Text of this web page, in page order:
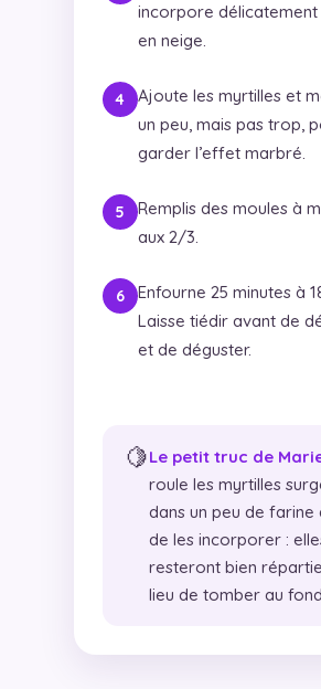
incorpore délicatement
en neige.
Ajoute les myrtilles et
un peu, mais pas trop,
garder l’effet marbré.
Remplis des moules à
aux 2/3.
Enfourne 25 minutes à
Laisse tiédir avant de
et de déguster.
🍋Le petit truc de
roule les myrtilles
dans un peu de farine
de les incorporer :
resteront bien
lieu de tomber au